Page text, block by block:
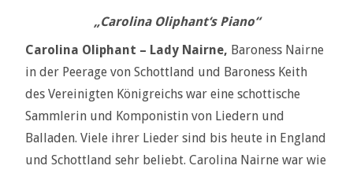
„Carolina Oliphant‘s Piano“
Carolina Oliphant – Lady Nairne, Baroness Nairne
in der Peerage von Schottland und Baroness Keith
des Vereinigten Königreichs war eine schottische
Sammlerin und Komponistin von Liedern und
Balladen. Viele ihrer Lieder sind bis heute in England
und Schottland sehr beliebt. Carolina Nairne war wie